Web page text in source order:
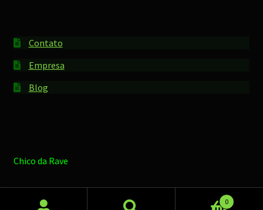
Contato
Empresa
Blog
Chico da Rave
0